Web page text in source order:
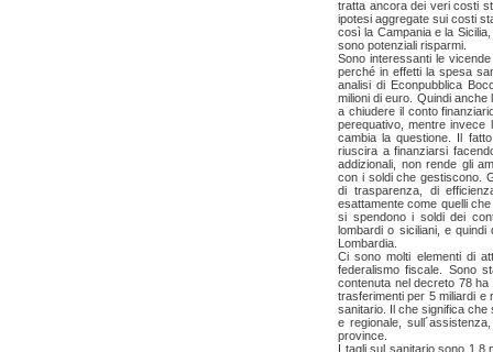
tratta ancora dei veri costi
ipotesi aggregate sui costi
così la Campania e la
sono potenziali risparmi.
Sono interessanti le
perché in effetti la spesa
analisi di Econpubblica
milioni di euro. Quindi
a chiudere il conto
perequativo, mentre invece
cambia la questione. Il
riuscira a finanziarsi
addizionali, non rende gli
con i soldi che gestiscono.
di trasparenza, di
esattamente come quelli
si spendono i soldi dei
lombardi o siciliani, e
Lombardia.
Ci sono molti elementi di
federalismo fiscale. Sono
contenuta nel decreto 78 ha
trasferimenti per 5 miliardi e
sanitario. Il che significa
e regionale,
province.
I tagli sul sanitario sono 1,8